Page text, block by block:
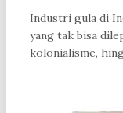
Industri gula di
yang tak bisa
kolonialisme,